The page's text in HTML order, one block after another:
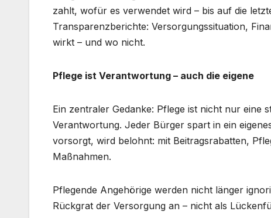
zahlt, wofür es verwendet wird – bis auf die
Transparenzberichte: Versorgungssituation,
wirkt – und wo nicht.
Pflege ist Verantwortung – auch die eigene
Ein zentraler Gedanke: Pflege ist nicht nur eine
Verantwortung. Jeder Bürger spart in ein
vorsorgt, wird belohnt: mit Beitragsrabatten,
Maßnahmen.
Pflegende Angehörige werden nicht länger
Rückgrat der Versorgung an – nicht als